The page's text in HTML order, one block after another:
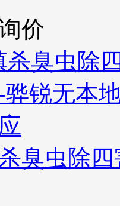
价
臭虫除